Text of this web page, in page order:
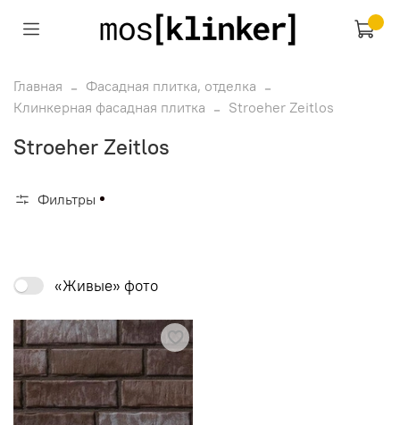
Главная
Фасадная плитка, отделка
Клинкерная фасадная плитка
Stroeher Zeitlos
Stroeher Zeitlos
Фильтры
«Живые» фото